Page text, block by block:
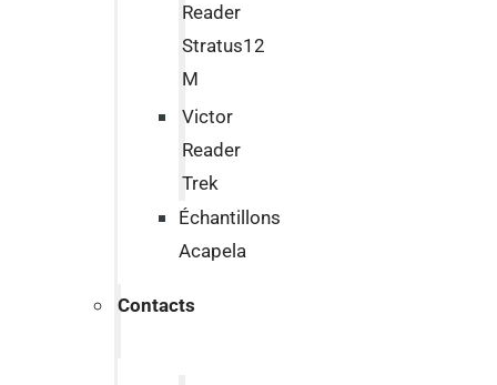
Reader
Stratus12
M
Victor
Reader
Trek
Échantillons
Acapela
Contacts